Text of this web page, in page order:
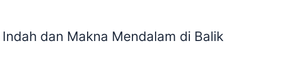
dan Makna Mendalam di Balik